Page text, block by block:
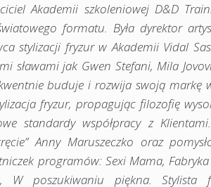
Akademii szkoleniowej D&D
formatu. Była dyrektor
stylizacji fryzur w Akademii Vidal
sławami jak Gwen Stefani, Mila
buduje i rozwija swoją markę
fryzur, propagując filozofię
standardy współpracy z
Anny Maruszeczko oraz
programów: Sexi Mama,
W poszukiwaniu piękna. Stylista